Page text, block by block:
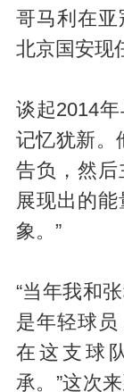
哥马利在亚
北京国安现
谈起2014
记忆犹新。
告负，然后
展现出的
象。”
“当年我和
是年轻球
在这支球
承。”这次